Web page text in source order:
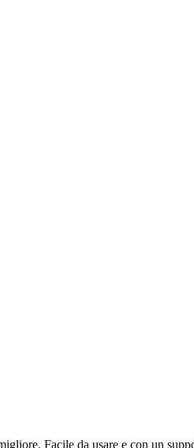
Facile da usare e con un